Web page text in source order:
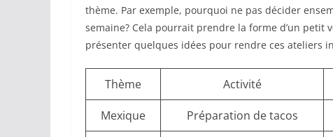
thème. Par exemple, pourquoi ne pas décider
semaine? Cela pourrait prendre la forme d’un petit
présenter quelques idées pour rendre ces ateliers
Thème Activité
Mexique Préparation de tacos